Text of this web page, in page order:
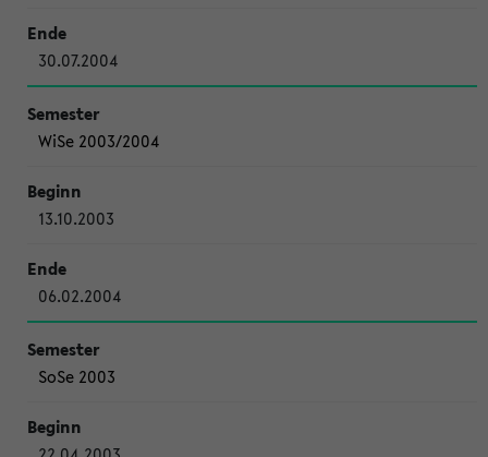
30.07.2004
WiSe 2003/2004
13.10.2003
06.02.2004
SoSe 2003